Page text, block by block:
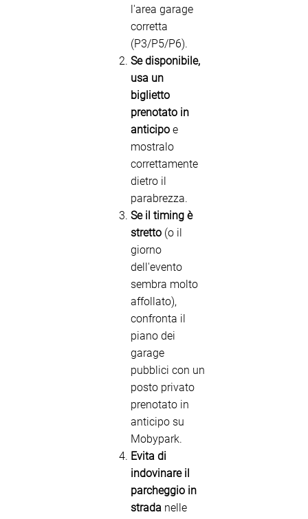
l'area garage
corretta
(P3/P5/P6).
Se disponibile,
usa un
biglietto
prenotato in
anticipo e
mostralo
correttamente
dietro il
parabrezza.
Se il timing è
stretto (o il
giorno
dell'evento
sembra molto
affollato),
confronta il
piano dei
garage
pubblici con un
posto privato
prenotato in
anticipo su
Mobypark.
Evita di
indovinare il
parcheggio in
strada nelle